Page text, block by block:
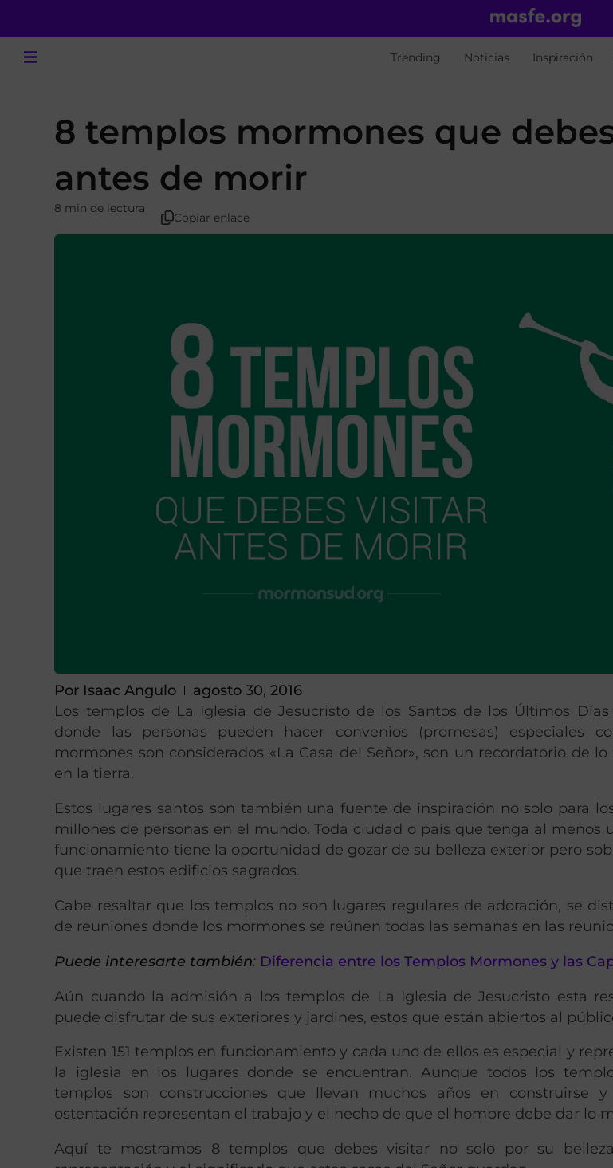
Trending Noticias Inspiración
8 templos mormones que
antes de morir
8 min de lectura
Copiar enlace
Por Isaac Angulo
agosto 30, 2016
Los templos de La Iglesia de Jesucristo de los Santos de los Últimos Días
donde las personas pueden hacer convenios (promesas) especiales
mormones son considerados «La Casa del Señor», son un recordatorio de
en la tierra.
Estos lugares santos son también una fuente de inspiración no solo para
millones de personas en el mundo. Toda ciudad o país que tenga al menos
funcionamiento tiene la oportunidad de gozar de su belleza exterior pero
que traen estos edificios sagrados.
Cabe resaltar que los templos no son lugares regulares de adoración, se
de reuniones donde los mormones se reúnen todas las semanas en las
Puede interesarte también: Diferencia entre los Templos Mormones y las
Aún cuando la admisión a los templos de La Iglesia de Jesucristo esta
puede disfrutar de sus exteriores y jardines, estos que están abiertos al
Existen 151 templos en funcionamiento y cada uno de ellos es especial y
la iglesia en los lugares donde se encuentran. Aunque todos los
templos son construcciones que llevan muchos años en construirse
ostentación representan el trabajo y el hecho de que el hombre debe dar lo
Aquí te mostramos 8 templos que debes visitar no solo por su